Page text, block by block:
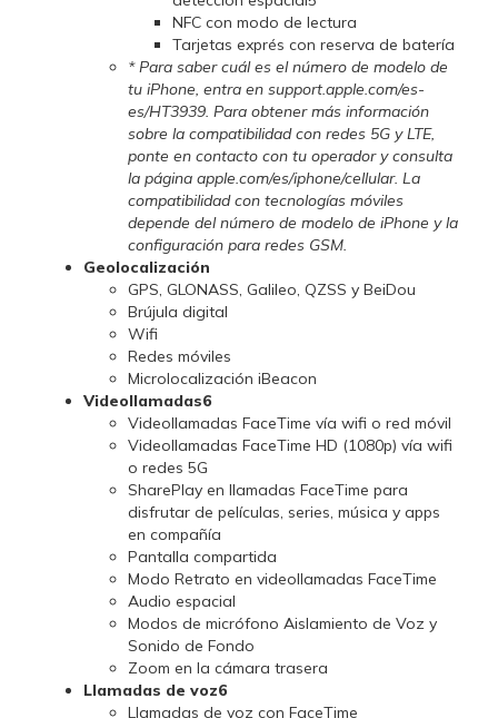
NFC con modo de lectura
Tarjetas exprés con reserva de batería
* Para saber cuál es el número de modelo de
tu iPhone, entra en support.apple.com/es-
es/HT3939. Para obtener más información
sobre la compati­bilidad con redes 5G y LTE,
ponte en contacto con tu operador y consulta
la página apple.com/es/iphone/cellular. La
compati­bilidad con tecnologías móviles
depende del número de modelo de iPhone y la
configuración para redes GSM.
Geolocalización
GPS, GLONASS, Galileo, QZSS y BeiDou
Brújula digital
Wifi
Redes móviles
Microlocalización iBeacon
Videollamadas6
Videollamadas FaceTime vía wifi o red móvil
Videollamadas FaceTime HD (1080p) vía wifi
o redes 5G
SharePlay en llamadas FaceTime para
disfrutar de películas, series, música y apps
en compañía
Pantalla compartida
Modo Retrato en videollamadas FaceTime
Audio espacial
Modos de micrófono Aislamiento de Voz y
Sonido de Fondo
Zoom en la cámara trasera
Llamadas de voz6
Llamadas de voz con FaceTime